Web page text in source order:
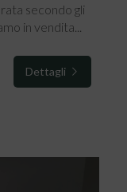
secondo gli
in vendita...
Dettagli